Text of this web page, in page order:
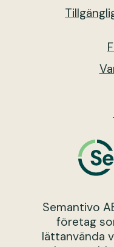
Semantivo
företag
lättanvända